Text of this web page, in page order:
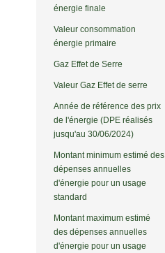
énergie finale
Valeur consommation
énergie primaire
Gaz Effet de Serre
Valeur Gaz Effet de serre
Année de référence des prix
de l'énergie (DPE réalisés
jusqu'au 30/06/2024)
Montant minimum estimé des
dépenses annuelles
d'énergie pour un usage
standard
Montant maximum estimé
des dépenses annuelles
d'énergie pour un usage